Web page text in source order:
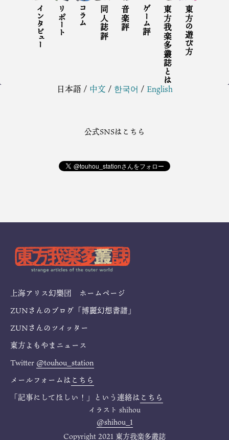
インタビュー リポート コラム 同人誌評 音楽評 ゲーム評 東方我楽多叢誌とは 東方の遊び方
日本語/ 中文 / 한국어 / English
公式SNSはこちら
上海アリス幻樂団 ホームページ
ZUNさんのブログ「博麗幻想書譜」
ZUNさんのツイッター
東方よもやまニュース
Twitter @touhou_station
メールフォームは こちら
「記事にしてほしい！」という連絡は こちら
イラスト shihou
@shihou_1
Copyright 2021 東方我楽多叢誌